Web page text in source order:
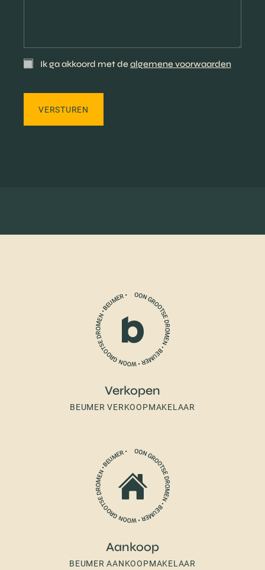
Ik ga akkoord met dealgemene voorwaarden
Verkopen
BEUMER VERKOOPMAKELAAR
Aankoop
BEUMER AANKOOPMAKELAAR